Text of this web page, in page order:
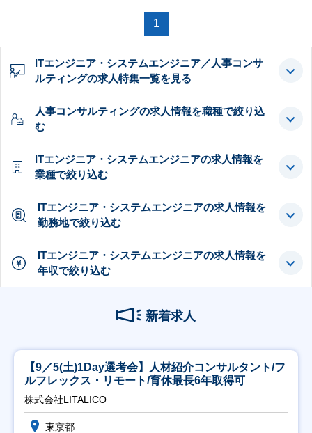
1
ITエンジニア・システムエンジニア／人事コンサ
ルティングの求人特集一覧を見る
人事コンサルティングの求人情報を職種で絞り込
む
ITエンジニア・システムエンジニアの求人情報を
業種で絞り込む
ITエンジニア・システムエンジニアの求人情報を
勤務地で絞り込む
ITエンジニア・システムエンジニアの求人情報を
年収で絞り込む
新着求人
【9／5(土)1Day選考会】人材紹介コンサルタント/フ
ルフレックス・リモート/育休最長6年取得可
株式会社LITALICO
東京都